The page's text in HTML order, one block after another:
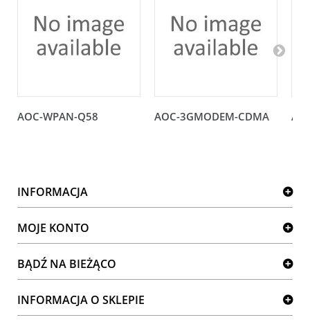
AOC-WPAN-Q58 AOC-3GMODEM-CDMA
INFORMACJA
MOJE KONTO
BĄDŹ NA BIEŻĄCO
INFORMACJA O SKLEPIE